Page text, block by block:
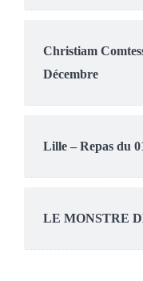
Christiam
Décembre
Lille – Repas du
LE MONSTRE